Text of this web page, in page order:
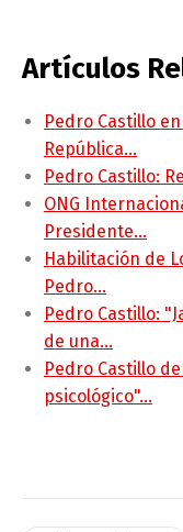
Artículos
Pedro Castillo
República…
Pedro Castillo:
ONG
Presidente…
Habilitación de
Pedro…
Pedro Castillo:
de una…
Pedro Castillo
psicológico"…